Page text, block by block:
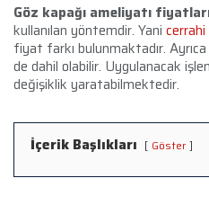
Göz kapağı ameliyatı
kullanılan yöntemdir. Yani cerrahi
fiyat farkı bulunmaktadır.
de dahil olabilir. Uygulanacak
değişiklik yaratabilmektedir.
İçerik Başlıkları Göster